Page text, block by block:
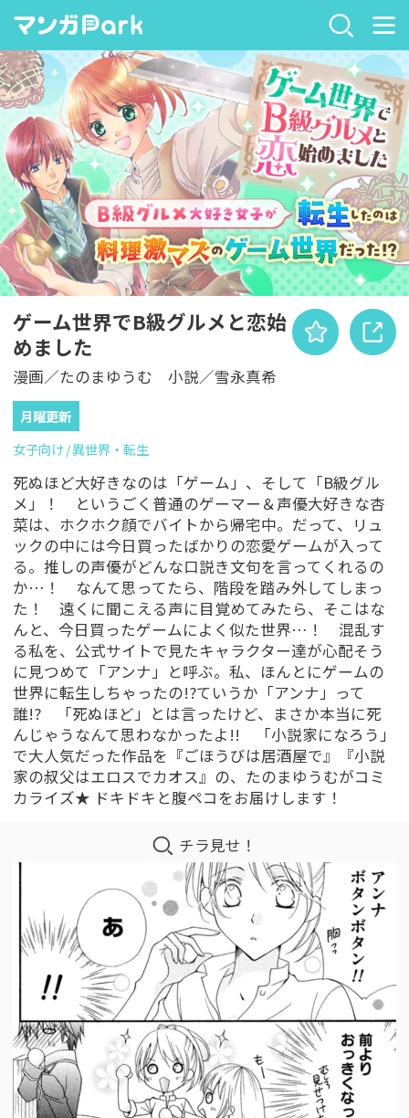
ゲーム世界でB級グルメと恋始
めました
漫画／たのまゆうむ 小説／雪永真希
月曜更新
女子向け 異世界・転生
死ぬほど大好きなのは「ゲーム」、そして「B級グル
メ」！ というごく普通のゲーマー＆声優大好きな杏
菜は、ホクホク顔でバイトから帰宅中。だって、リュ
ックの中には今日買ったばかりの恋愛ゲームが入って
る。推しの声優がどんな口説き文句を言ってくれるの
か…！ なんて思ってたら、階段を踏み外してしまっ
た！ 遠くに聞こえる声に目覚めてみたら、そこはな
んと、今日買ったゲームによく似た世界…！ 混乱す
る私を、公式サイトで見たキャラクター達が心配そう
に見つめて「アンナ」と呼ぶ。私、ほんとにゲームの
世界に転生しちゃったの!?ていうか「アンナ」って
誰!? 「死ぬほど」とは言ったけど、まさか本当に死
んじゃうなんて思わなかったよ!! 「小説家になろう」
で大人気だった作品を『ごほうびは居酒屋で』『小説
家の叔父はエロスでカオス』の、たのまゆうむがコミ
カライズ★ ドキドキと腹ペコをお届けします！
チラ見せ！